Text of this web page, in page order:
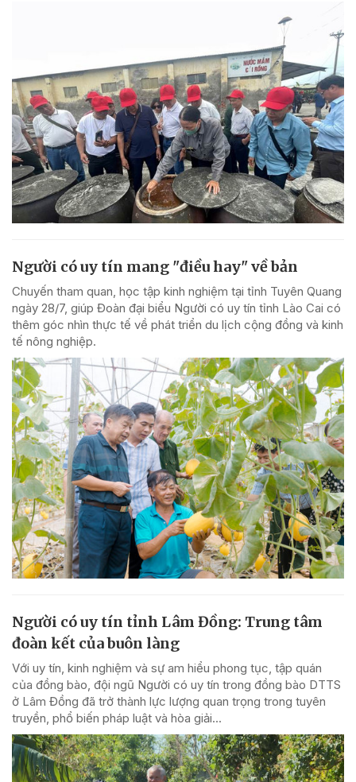
Người có uy tín mang "điều hay" về bản
Chuyến tham quan, học tập kinh nghiệm tại tỉnh Tuyên Quang
ngày 28/7, giúp Đoàn đại biểu Người có uy tín tỉnh Lào Cai có
thêm góc nhìn thực tế về phát triển du lịch cộng đồng và kinh
tế nông nghiệp.
Người có uy tín tỉnh Lâm Đồng: Trung tâm
đoàn kết của buôn làng
Với uy tín, kinh nghiệm và sự am hiểu phong tục, tập quán
của đồng bào, đội ngũ Người có uy tín trong đồng bào DTTS
ở Lâm Đồng đã trở thành lực lượng quan trọng trong tuyên
truyền, phổ biến pháp luật và hòa giải...